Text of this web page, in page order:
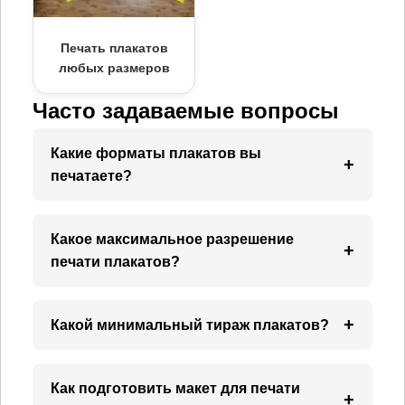
Печать плакатов
любых размеров
Часто задаваемые вопросы
Какие форматы плакатов вы
печатаете?
Если нужен нестандартный размер – просто
укажите ширину и высоту в сантиметрах, мы
Какое максимальное разрешение
печати плакатов?
разрешением до 1440 dpi. Для фотографий
бюджетно). В калькуляторе есть выбор
Какой минимальный тираж плакатов?
стоимость заказа – 100 ₽ (например, один
Как подготовить макет для печати